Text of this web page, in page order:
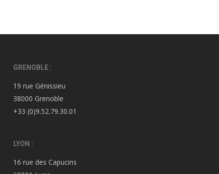
GRENOBLE :
19 rue Génissieu
38000 Grenoble
+33 (0)9.52.79.30.01
LYON :
16 rue des Capucins